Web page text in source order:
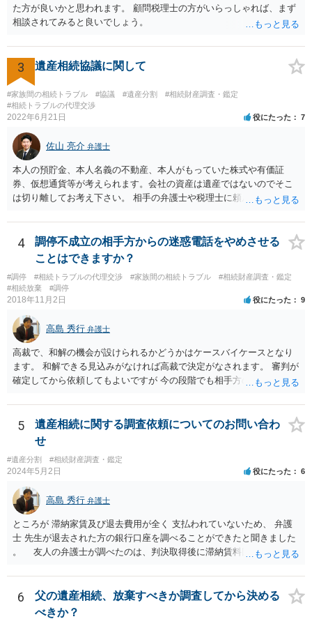
うと感じるところは、どのように違うのか、など書くとよいです。 そ
の他、お姉さんの申立書には書かれていないけど、どのように遺産を
った等)、それも書くとよいです。 書かない方が良いと思うことは、遺
産分割に関係ない(と思われる)いきさつを沢山盛り込むことだと考えま
す(あくまで遺産分割に関係することに留める方が、裁判所や調停委員
の方に事情を理解してもらいやすいと思います)。
た方が良いかと思われます。 顧問税理士の方がいらっしゃれば、まず
相談されてみると良いでしょう。
3 遺産相続協議に関して
#家族間の相続トラブル #協議 #遺産分割
#相続財産調査・鑑定
#相続トラブルの代理交渉
2022年6月21日 役にたった 7
佐山 亮介 弁護士
本人の預貯金、本人名義の不動産、本人がもっていた株式や有価証
券、仮想通貨等が考えられます。会社の資産は遺産ではないのでそこ
は切り離してお考え下さい。 相手の弁護士や税理士に頼んでも守秘義
意に開示を求め、応じなければ「調査嘱託」という手続きを使って銀
行等に照会をかけることになるでしょう。 不動産は、相続登記が済ん
でいなければ市役所ないし区役所に、お子様と義父様のつながりがわ
かる戸籍一式を揃えてもちこみ、「名寄せ」という手続きをすると、
分かると思います。遺産分割協議書の偽造等により既に相続登記され
てしまっている場合は、住所などに当たりをつけて登記名義を調べて
すが、現代では、各々が自由に価格設定をしていますので、特に相場
はお示しできません。ただし、かつて日本弁護士連合会が設けていた
報酬基準を踏まえて価格設定している弁護士は一定数いると思います
ので、それが一応の目安となるでしょう。
4
調停不成立の相手方からの迷惑電話をやめさせる
ことはできますか？
#調停 #相続トラブルの代理交渉 #家族間の相続トラブル
#相続財産調査・鑑定
#相続放棄
#調停
2018年11月2日 役にたった 9
高島 秀行 弁護士
高裁で、和解の機会が設けられるかどうかはケースバイケースとなり
ます。 和解できる見込みがなければ高裁で決定がなされます。 審判が
確定してから依頼してもよいですが 今の段階でも相手方の連絡が迷惑
5
遺産相続に関する調査依頼についてのお問い合わ
せ
#遺産分割 #相続財産調査・鑑定
2024年5月2日 役にたった 6
高島 秀行 弁護士
ところが 滞納家賃及び退去費用が全く 支払われていないため、 弁護
士 先生が退去された方の銀行口座を調べることができたと聞きました
。 友人の弁護士が調べたのは、判決取得後に滞納賃料回収のため
預金の入出金履歴を調べたわけではありません。 残念ながら、事案
や目的も異なりますし、開示の内容も異なります。
6
父の遺産相続、放棄すべきか調査してから決める
べきか？